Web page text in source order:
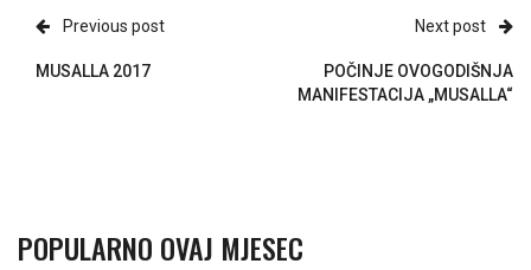
Previous post
MUSALLA 2017
Next post
POČINJE OVOGODIŠNJA
MANIFESTACIJA „MUSALLA“
POPULARNO OVAJ MJESEC